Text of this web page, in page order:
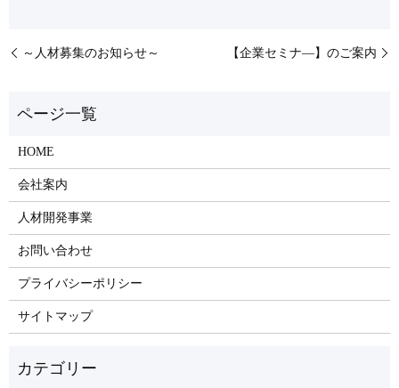
～人材募集のお知らせ～ 【企業セミナ―】のご案内
HOME
会社案内
人材開発事業
お問い合わせ
プライバシーポリシー
サイトマップ